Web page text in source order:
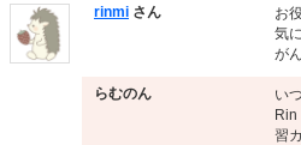
rinmi さん
お
気
が
らむのん
い
習